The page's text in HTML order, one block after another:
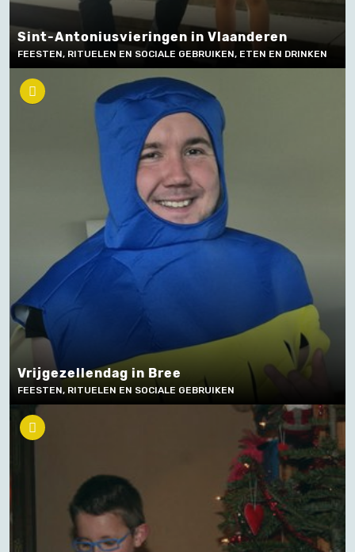
Sint-Antoniusvieringen in Vlaanderen
FEESTEN, RITUELEN EN SOCIALE GEBRUIKEN, ETEN EN DRINKEN
Vrijgezellendag in Bree
FEESTEN, RITUELEN EN SOCIALE GEBRUIKEN